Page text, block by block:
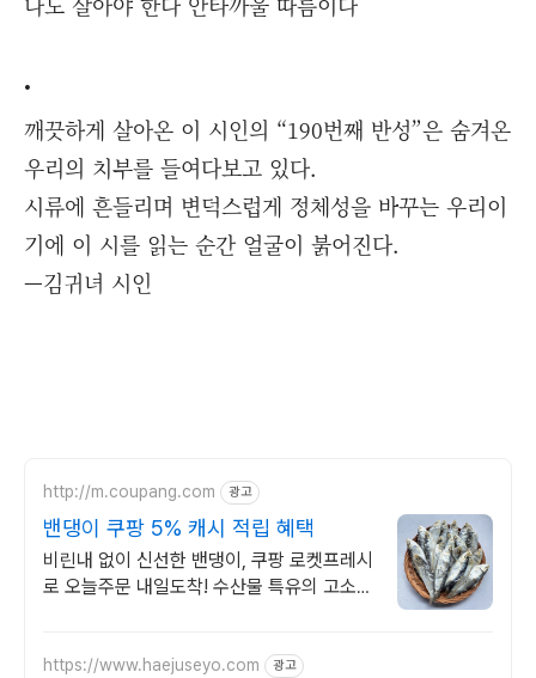
•
깨끗하게 살아온 이 시인의 “190번째 반성”은 숨겨온
우리의 치부를 들여다보고 있다.
시류에 흔들리며 변덕스럽게 정체성을 바꾸는 우리이
기에 이 시를 읽는 순간 얼굴이 붉어진다.
—김귀녀 시인
http://m.coupang.com 광고
밴댕이 쿠팡 5% 캐시 적립 혜택
비린내 없이 신선한 밴댕이, 쿠팡 로켓프레시
로 오늘주문 내일도착! 수산물 특유의 고소함
https://www.haejuseyo.com 광고